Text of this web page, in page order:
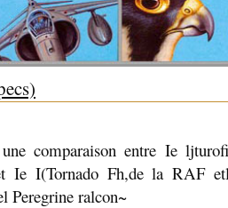
comparaison entre Ie
Ie I(Tornado Fh,de la RAF
Peregrine ralcon~